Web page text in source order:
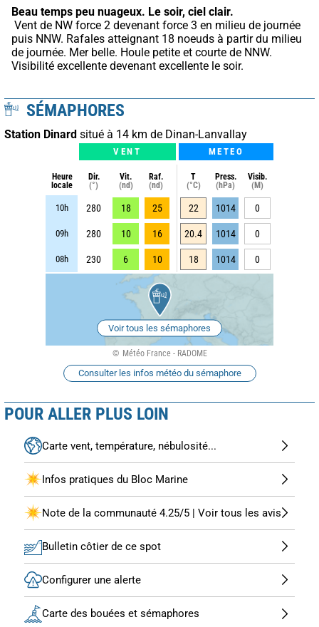
Beau temps peu nuageux. Le soir, ciel clair.
puis NNW. Rafales atteignant 18 noeuds à partir du milieu
de journée. Mer belle. Houle petite et courte de NNW.
Visibilité excellente devenant excellente le soir.
SÉMAPHORES
Station Dinard situé à 14 km de Dinan-Lanvallay
VENT METEO
Heure
locale
Dir.
(°)
Vit.
(nd)
Raf.
(nd)
T
(°C)
Press.
(hPa)
Visib.
(M)
10h 280 18 25 22 1014 0
09h 280 10 16 20.4 1014 0
08h 230 6 10 18 1014 0
Voir tous les sémaphores
Météo France - RADOME
Consulter les infos météo du sémaphore
POUR ALLER PLUS LOIN
Carte vent, température, nébulosité...
Infos pratiques du Bloc Marine
Note de la communauté 4.25/5 | Voir tous les avis
Bulletin côtier de ce spot
Configurer une alerte
Carte des bouées et sémaphores